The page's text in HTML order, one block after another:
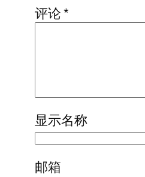
评论*
显示名称
邮箱